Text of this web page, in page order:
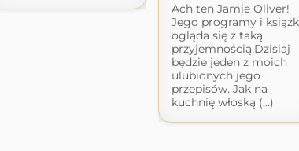
Ach ten Jamie Oliver!
Jego programy i
ogląda się z taką
przyjemnością.Dzisiaj
będzie jeden z moich
ulubionych jego
przepisów. Jak na
kuchnię włoską (...)